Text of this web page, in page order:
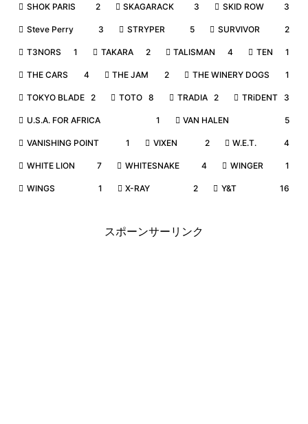
SHOK PARIS 2 SKAGARACK 3 SKID ROW 3
Steve Perry 3 STRYPER 5 SURVIVOR 2
T3NORS 1 TAKARA 2 TALISMAN 4 TEN 1
THE CARS 4 THE JAM 2 THE WINERY DOGS 1
TOKYO BLADE 2 TOTO 8 TRADIA 2 TRiDENT 3
U.S.A. FOR AFRICA 1 VAN HALEN 5
VANISHING POINT 1 VIXEN 2 W.E.T. 4
WHITE LION 7 WHITESNAKE 4 WINGER 1
WINGS 1 X-RAY 2 Y&T 16
スポーンサーリンク